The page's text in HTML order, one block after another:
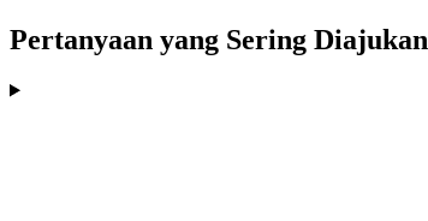
Pertanyaan yang Sering Diajukan